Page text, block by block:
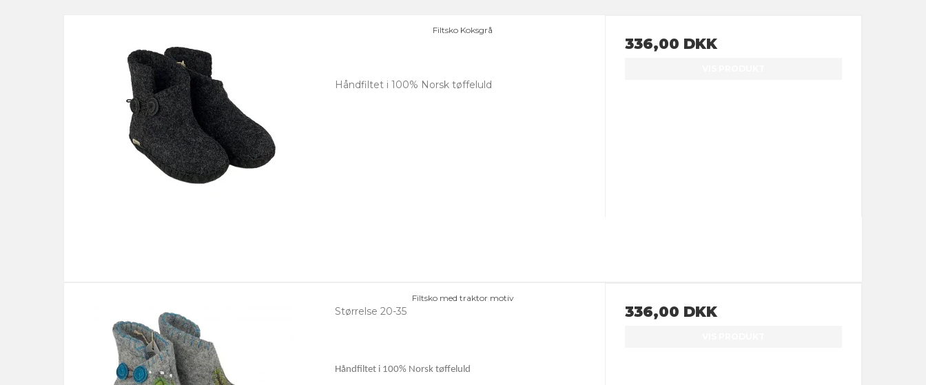
Filtsko Koksgrå
Håndfiltet i 100% Norsk tøffeluld
336,00 DKK
Filtsko med traktor motiv
Størrelse 20-35
Håndfiltet i 100% Norsk tøffeluld
336,00 DKK